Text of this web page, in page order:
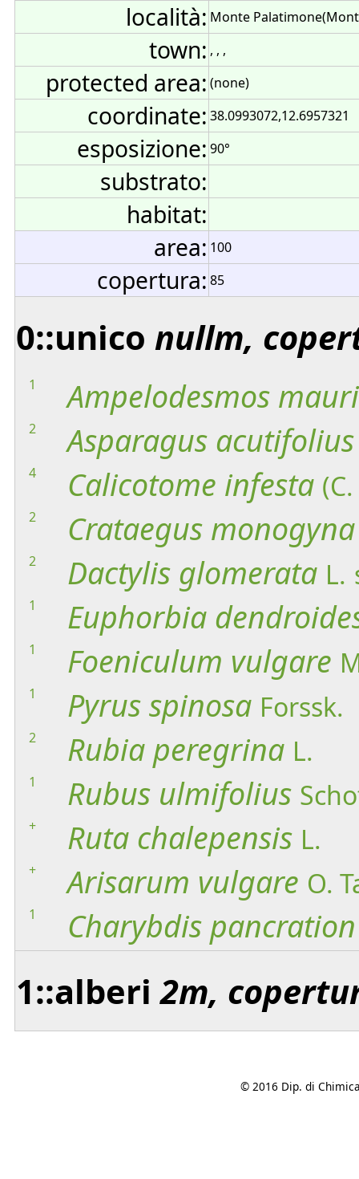
località: Monte
town: , , ,
protected area: (none)
coordinate: 38.0993072,12.6957321
esposizione: 90°
substrato:
habitat:
area: 100
copertura: 85
0::unico nullm,
1 Ampelodesmos
2 Asparagus acutifolius
4 Calicotome infesta
2 Crataegus monogyna
2 Dactylis glomerata L.
1 Euphorbia
1 Foeniculum vulgare
1 Pyrusspinosa Forssk.
2 Rubia peregrina L.
1 Rubus ulmifolius
+ Ruta chalepensis L.
+ Arisarum vulgare O.
1 Charybdis pancration
1::alberi2m,
© 2016 Dip. di